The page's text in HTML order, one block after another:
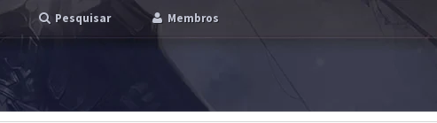
Pesquisar Membros